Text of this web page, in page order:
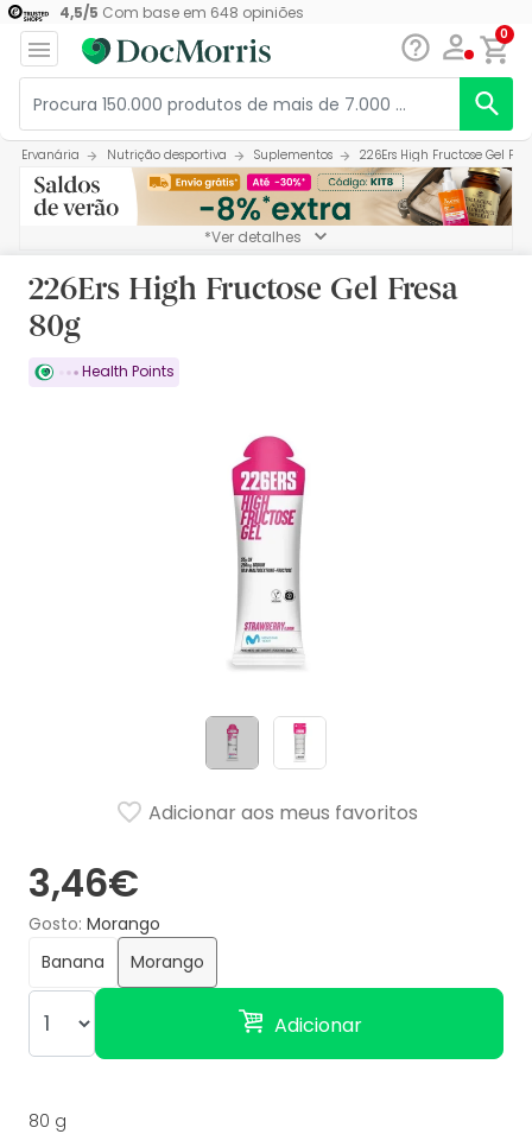
4,5/5 Com base em 648 opiniões
0
Ervanária Nutrição desportiva Suplementos 226Ers High Fructose Gel
*Ver detalhes
226Ers High Fructose Gel Fresa
80g
Health Points
3,46€
Gosto
Morango
Banana
Morango
Adicionar
Adicionar aos meus favoritos
80 g